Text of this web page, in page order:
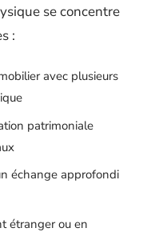
se concentre
:
avec plusieurs
patrimoniale
échange approfondi
étranger ou en